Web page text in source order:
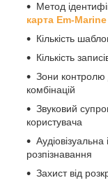
Метод
карта Em-Marine
Кількість
Кількість
Зони контролю
комбінацій
Звуковий
користувача
Аудіовізуальна
розпізнавання
Захист від